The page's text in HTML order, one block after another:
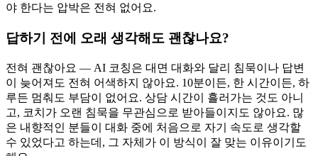
야 한다는 압박은 전혀 없어요.
답하기 전에 오래 생각해도 괜찮나요?
전혀 괜찮아요 — AI 코칭은 대면 대화와 달리 침묵이나 답변
이 늦어져도 전혀 어색하지 않아요. 10분이든, 한 시간이든, 하
루든 멈춰도 부담이 없어요. 상담 시간이 흘러가는 것도 아니
고, 코치가 오랜 침묵을 무관심으로 받아들이지도 않아요. 많
은 내향적인 분들이 대화 중에 처음으로 자기 속도로 생각할
수 있었다고 하는데, 그 자체가 이 방식이 잘 맞는 이유이기도